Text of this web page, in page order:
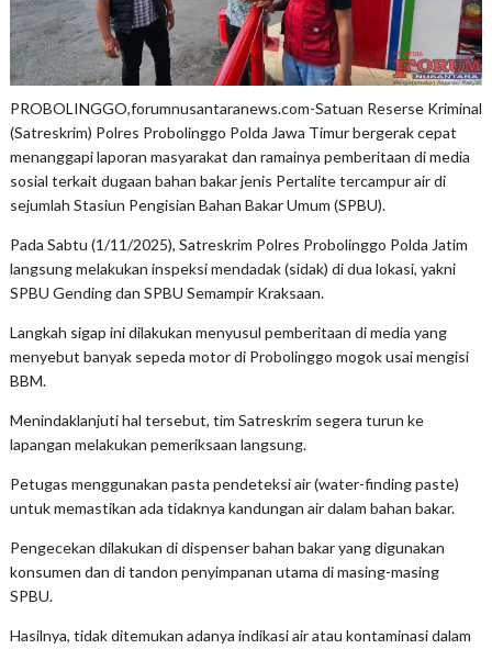
PROBOLINGGO,forumnusantaranews.com-Satuan Reserse Kriminal
(Satreskrim) Polres Probolinggo Polda Jawa Timur bergerak cepat
menanggapi laporan masyarakat dan ramainya pemberitaan di media
sosial terkait dugaan bahan bakar jenis Pertalite tercampur air di
sejumlah Stasiun Pengisian Bahan Bakar Umum (SPBU).
Pada Sabtu (1/11/2025), Satreskrim Polres Probolinggo Polda Jatim
langsung melakukan inspeksi mendadak (sidak) di dua lokasi, yakni
SPBU Gending dan SPBU Semampir Kraksaan.
Langkah sigap ini dilakukan menyusul pemberitaan di media yang
menyebut banyak sepeda motor di Probolinggo mogok usai mengisi
BBM.
Menindaklanjuti hal tersebut, tim Satreskrim segera turun ke
lapangan melakukan pemeriksaan langsung.
Petugas menggunakan pasta pendeteksi air (water-finding paste)
untuk memastikan ada tidaknya kandungan air dalam bahan bakar.
Pengecekan dilakukan di dispenser bahan bakar yang digunakan
konsumen dan di tandon penyimpanan utama di masing-masing
SPBU.
Hasilnya, tidak ditemukan adanya indikasi air atau kontaminasi dalam